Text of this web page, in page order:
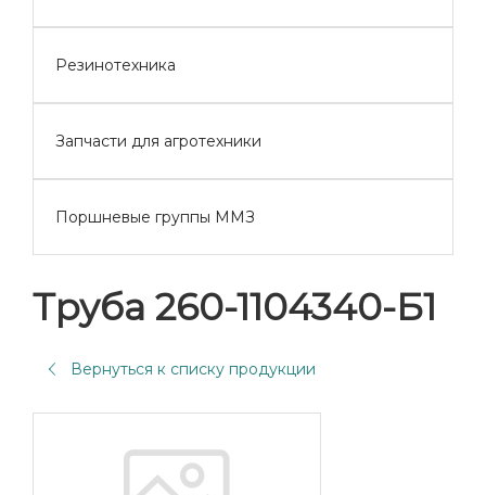
Резинотехника
Запчасти для агротехники
Поршневые группы ММЗ
Труба 260-1104340-Б1
Вернуться к списку продукции